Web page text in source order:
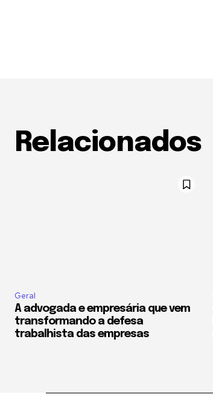
Relacionados
Geral
A advogada e empresária que vem
transformando a defesa
trabalhista das empresas